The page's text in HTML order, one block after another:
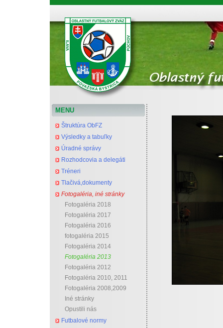
MENU
Štruktúra ObFZ
Výsledky a tabuľky
Úradné správy
Rozhodcovia a delegáti
Tréneri
Tlačivá,dokumenty
Fotogaléria, iné stránky
Fotogaléria 2018
Fotogaléria 2017
Fotogaléria 2016
fotogaléria 2015
Fotogaléria 2014
Fotogaléria 2013
Fotogaléria 2012
Fotogaléria 2010, 2011
Fotogaléria 2008,2009
Iné stránky
Opustili nás
Futbalové normy